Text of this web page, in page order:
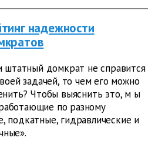
надежности
штатный домкрат не справится
задачей, то чем его можно
Чтобы выяснить это, м ы
по разному
подкатные, гидравлические и